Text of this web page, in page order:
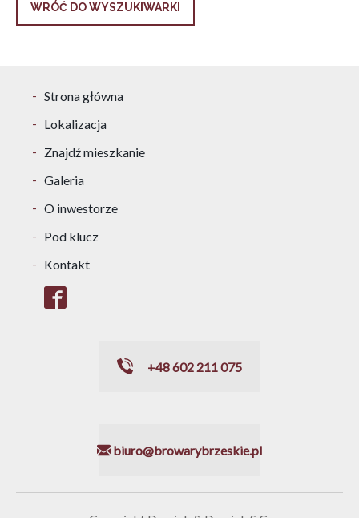
WRÓĆ DO WYSZUKIWARKI
Strona główna
Lokalizacja
Znajdź mieszkanie
Galeria
O inwestorze
Pod klucz
Kontakt
+48 602 211 075
biuro@browarybrzeskie.pl